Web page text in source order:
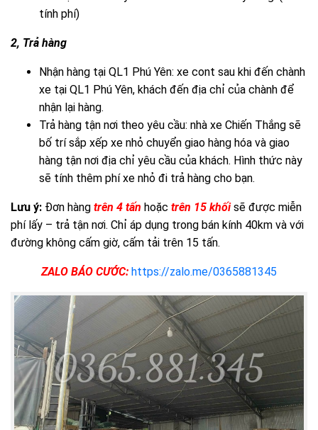
tính phí)
2, Trả hàng
Nhận hàng tại QL1 Phú Yên: xe cont sau khi đến chành
xe tại QL1 Phú Yên, khách đến địa chỉ của chành để
nhận lại hàng.
Trả hàng tận nơi theo yêu cầu: nhà xe Chiến Thắng sẽ
bố trí sắp xếp xe nhỏ chuyển giao hàng hóa và giao
hàng tận nơi địa chỉ yêu cầu của khách. Hình thức này
sẽ tính thêm phí xe nhỏ đi trả hàng cho bạn.
Lưu ý: Đơn hàng trên 4 tấn hoặc trên 15 khốisẽ được miễn
phí lấy – trả tận nơi. Chỉ áp dụng trong bán kính 40km và với
đường không cấm giờ, cấm tải trên 15 tấn.
ZALO BÁO CƯỚC: https://zalo.me/0365881345